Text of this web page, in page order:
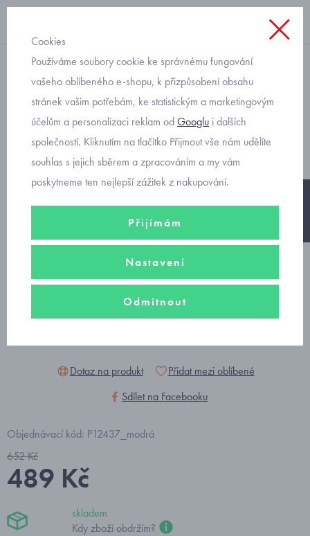
rifle
elegantní dětské pružné rifle
slim Mayoral 4530
Dotaz na produkt
Přidat mezi oblíbené
Sdílet na Facebooku
Objednávací kód: P12437_modrá
652 Kč
489 Kč
skladem
Kdy zboží obdržím?
Cookies
Používáme soubory cookie ke správnému fungování
vašeho oblíbeného e-shopu, k přizpůsobení obsahu
stránek vašim potřebám, ke statistickým a marketingovým
účelům a personalizaci reklam odGooglu i dalších
společností. Kliknutím na tlačítko Přijmout vše nám udělíte
souhlas s jejich sběrem a zpracováním a my vám
poskytneme ten nejlepší zážitek z nakupování.
Přijímám
Nastavení
Odmítnout